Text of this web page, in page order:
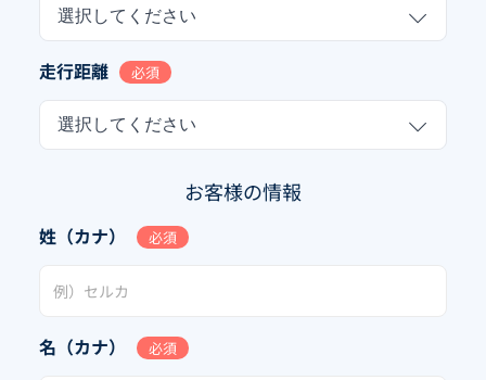
選択してください
走行距離 必須
選択してください
お客様の情報
姓（カナ） 必須
名（カナ） 必須